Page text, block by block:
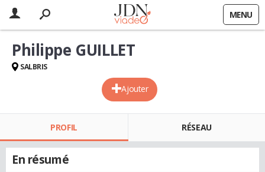
MENU
Ajouter
Philippe GUILLET
SALBRIS
PROFIL RÉSEAU
En résumé